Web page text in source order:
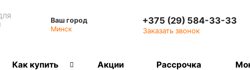
Ваш город
Минск
+375 (29) 584-33-33
Заказать звонок
Как купить Акции Рассрочка